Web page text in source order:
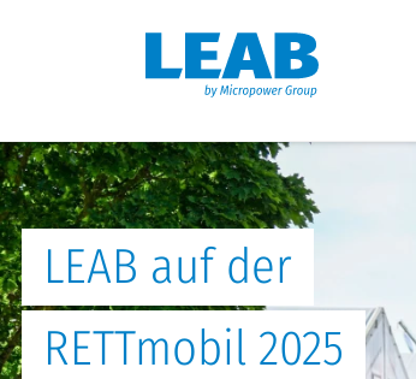
LEAB auf der
RETTmobil 2025